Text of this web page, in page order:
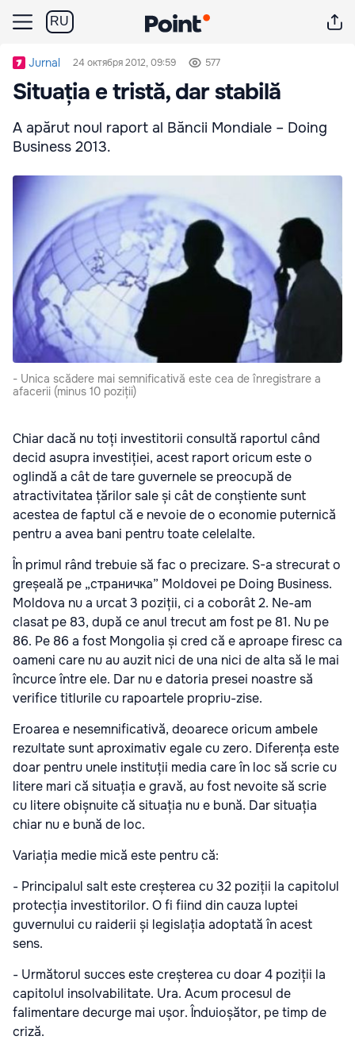
RU
Jurnal 24 октября 2012, 09:59 577
Situația e tristă, dar stabilă
A apărut noul raport al Băncii Mondiale – Doing
Business 2013.
- Unica scădere mai semnificativă este cea de înregistrare a
afacerii (minus 10 poziții)
Chiar dacă nu toți investitorii consultă raportul când
decid asupra investiției, acest raport oricum este o
oglindă a cât de tare guvernele se preocupă de
atractivitatea țărilor sale și cât de conștiente sunt
acestea de faptul că e nevoie de o economie puternică
pentru a avea bani pentru toate celelalte.
În primul rând trebuie să fac o precizare. S-a strecurat o
greșeală pe „страничка” Moldovei pe Doing Business.
Moldova nu a urcat 3 poziții, ci a coborât 2. Ne-am
clasat pe 83, după ce anul trecut am fost pe 81. Nu pe
86. Pe 86 a fost Mongolia și cred că e aproape firesc ca
oameni care nu au auzit nici de una nici de alta să le mai
încurce între ele. Dar nu e datoria presei noastre să
verifice titlurile cu rapoartele propriu-zise.
Eroarea e nesemnificativă, deoarece oricum ambele
rezultate sunt aproximativ egale cu zero. Diferența este
doar pentru unele instituții media care în loc să scrie cu
litere mari că situația e gravă, au fost nevoite să scrie
cu litere obișnuite că situația nu e bună. Dar situația
chiar nu e bună de loc.
Variația medie mică este pentru că:
- Principalul salt este creșterea cu 32 poziții la capitolul
protecția investitorilor. O fi fiind din cauza luptei
guvernului cu raiderii și legislația adoptată în acest
sens.
- Următorul succes este creșterea cu doar 4 poziții la
capitolul insolvabilitate. Ura. Acum procesul de
falimentare decurge mai ușor. Înduioșător, pe timp de
criză.